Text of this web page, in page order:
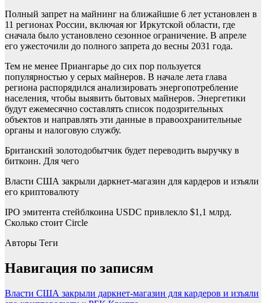
Полный запрет на майнинг на ближайшие 6 лет установлен в
11 регионах России, включая юг Иркутской области, где
сначала было установлено сезонное ограничение. В апреле
его ужесточили до полного запрета до весны 2031 года.
Тем не менее Приангарье до сих пор пользуется
популярностью у серых майнеров. В начале лета глава
региона распорядился анализировать энергопотребление
населения, чтобы выявить бытовых майнеров. Энергетики
будут ежемесячно составлять список подозрительных
объектов и направлять эти данные в правоохранительные
органы и налоговую службу.
Британский золотодобытчик будет переводить выручку в
биткоин. Для чего
Власти США закрыли даркнет-магазин для кардеров и изъяли
его криптовалюту
IPO эмитента стейблкоина USDC привлекло $1,1 млрд.
Сколько стоит Circle
Авторы Теги
Навигация по записям
Власти США закрыли даркнет-магазин для кардеров и изъяли